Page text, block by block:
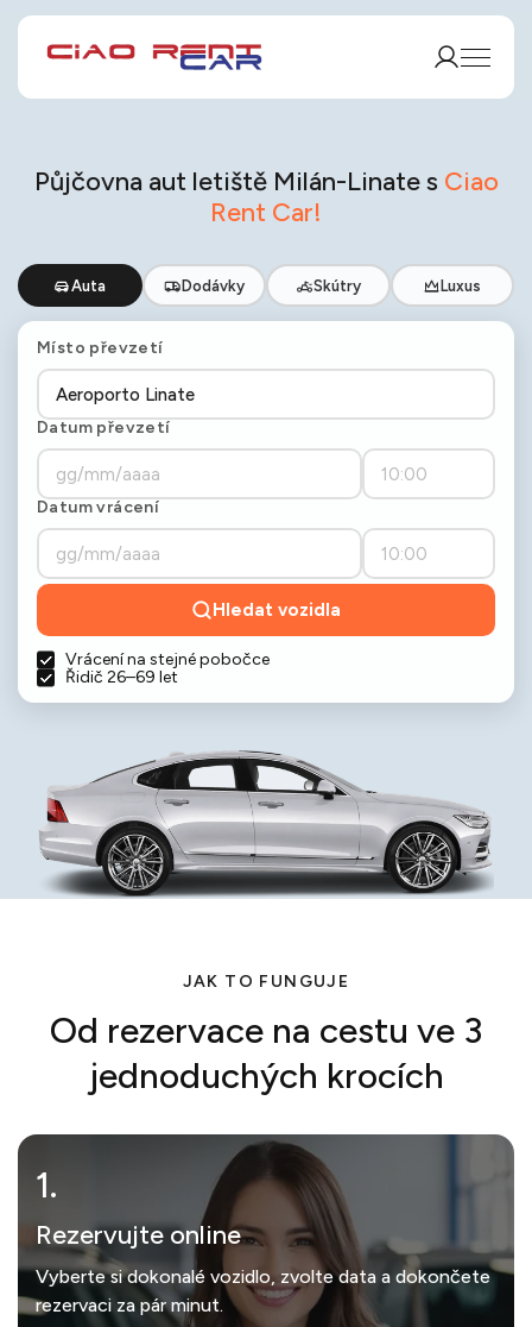
Půjčovna aut letiště Milán-Linate s Ciao
Rent Car!
Auta Dodávky Skútry Luxus
Místo převzetí
Datum převzetí
Datum vrácení
Hledat vozidla
Vrácení na stejné pobočce
Řidič 26–69 let
JAK TO FUNGUJE
Od rezervace na cestu ve 3
jednoduchých krocích
1.
Rezervujte online
Vyberte si dokonalé vozidlo, zvolte data a dokončete
rezervaci za pár minut.